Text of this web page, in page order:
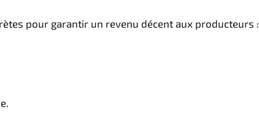
pour garantir un revenu décent aux producteurs :